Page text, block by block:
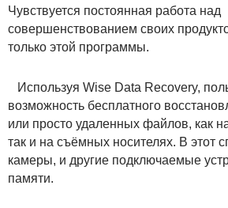
Чувствуется постоянная работа над
совершенствованием своих
только этой программы.
Используя Wise Data Recovery,
возможность бесплатного
или просто удаленных файлов, как
так и на съёмных носителях. В этот
камеры, и другие подключаемые
памяти.